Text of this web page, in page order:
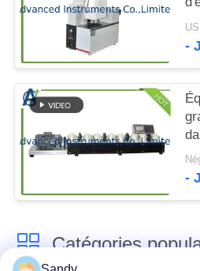
-
-
Catégories